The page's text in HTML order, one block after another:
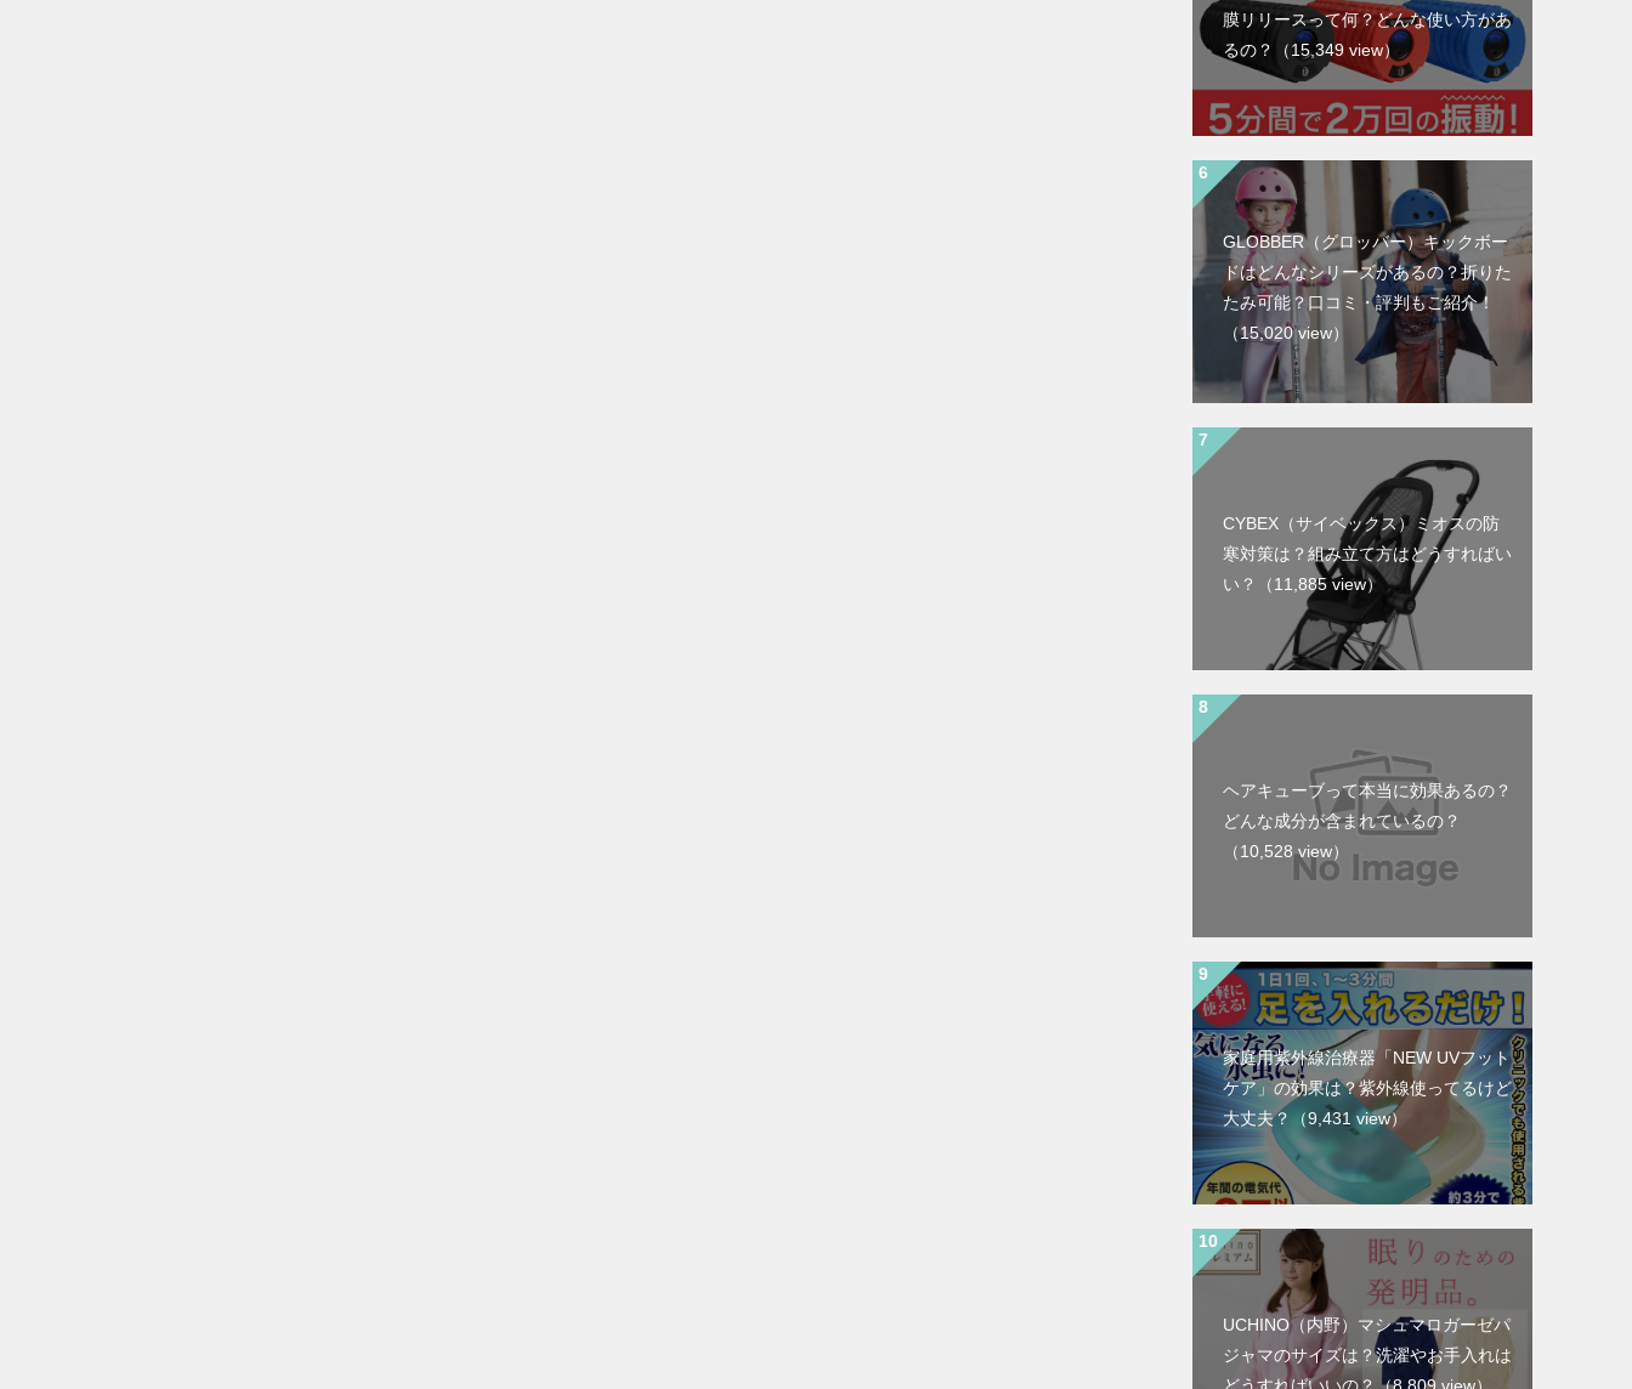
膜リリースって何？どんな使い方があ
るの？
（15,349 view）
GLOBBER（グロッバー）キックボー
ドはどんなシリーズがあるの？折りた
たみ可能？口コミ・評判もご紹介！
（15,020 view）
CYBEX（サイベックス）ミオスの防
寒対策は？組み立て方はどうすればい
い？
（11,885 view）
ヘアキューブって本当に効果あるの？
どんな成分が含まれているの？
（10,528 view）
家庭用紫外線治療器「NEW UVフット
ケア」の効果は？紫外線使ってるけど
大丈夫？
（9,431 view）
UCHINO（内野）マシュマロガーゼパ
ジャマのサイズは？洗濯やお手入れは